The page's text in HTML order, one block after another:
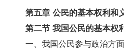
第五章 公民的基本权利和
第二节 我国公民的基本权
一、我国公民参与政治方